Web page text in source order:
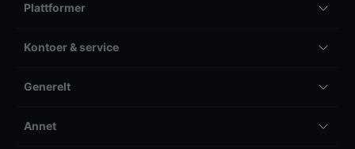
Plattformer
Kontoer & service
Generelt
Annet